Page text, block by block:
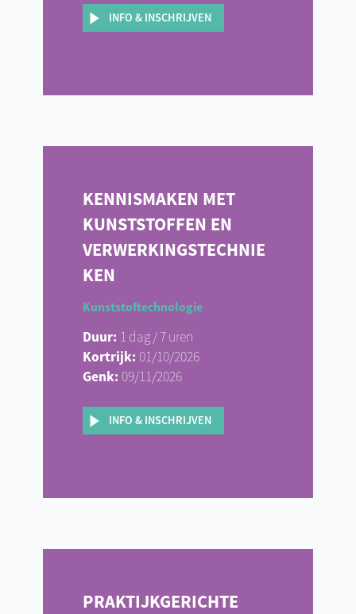
INFO & INSCHRIJVEN
KENNISMAKEN MET
KUNSTSTOFFEN EN
VERWERKINGSTECHNIE
KEN
Kunststoftechnologie
Duur: 1 dag / 7 uren
Kortrijk: 01/10/2026
Genk: 09/11/2026
INFO & INSCHRIJVEN
PRAKTIJKGERICHTE